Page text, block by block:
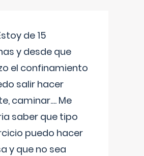
de 15
y desde que
el confinamiento
salir hacer
caminar.... Me
saber que tipo
puedo hacer
y que no sea